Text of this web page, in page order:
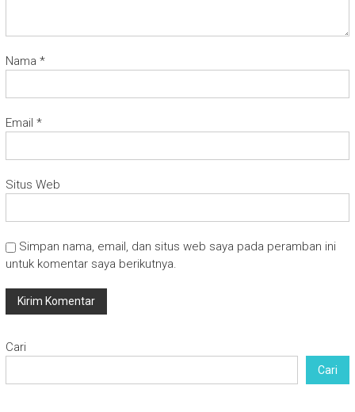
Nama *
Email *
Situs Web
Simpan nama, email, dan situs web saya pada peramban ini
untuk komentar saya berikutnya.
Cari
Cari